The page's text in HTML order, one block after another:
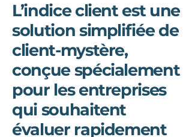
L’indice client est une
solution simplifiée de
client-mystère,
conçue spécialement
pour les entreprises
qui souhaitent
évaluer rapidement